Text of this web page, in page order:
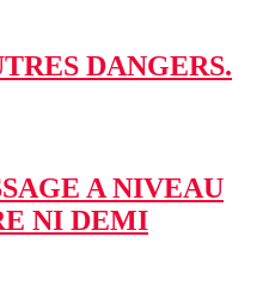
DANGERS.
A NIVEAU
NI DEMI